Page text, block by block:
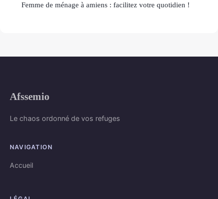
Femme de ménage à amiens : facilitez votre quotidien !
Afssemio
Le chaos ordonné de vos refuges
NAVIGATION
Accueil